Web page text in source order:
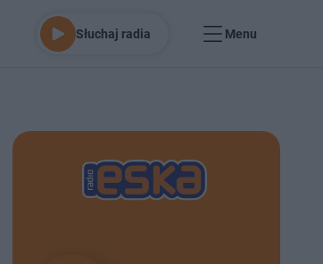
Słuchaj radia Menu